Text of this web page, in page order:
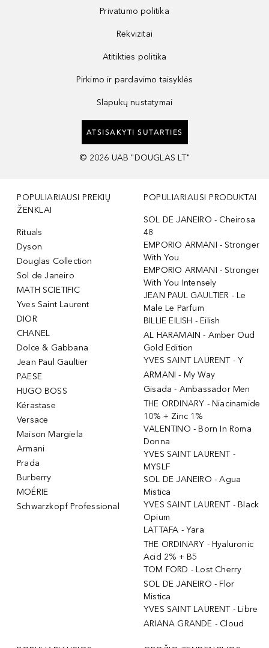
Privatumo politika
Rekvizitai
Atitikties politika
Pirkimo ir pardavimo taisyklės
Slapukų nustatymai
ATSISAKYTI SUTARTIES
© 2026 UAB "DOUGLAS LT"
POPULIARIAUSI PREKIŲ
ŽENKLAI
Rituals
Dyson
Douglas Collection
Sol de Janeiro
MATH SCIETIFIC
Yves Saint Laurent
DIOR
CHANEL
Dolce & Gabbana
Jean Paul Gaultier
PAESE
HUGO BOSS
Kérastase
Versace
Maison Margiela
Armani
Prada
Burberry
MOÉRIE
Schwarzkopf Professional
POPULIARIAUSI PRODUKTAI
SOL DE JANEIRO - Cheirosa
48
EMPORIO ARMANI - Stronger
With You
EMPORIO ARMANI - Stronger
With You Intensely
JEAN PAUL GAULTIER - Le
Male Le Parfum
BILLIE EILISH - Eilish
AL HARAMAIN - Amber Oud
Gold Edition
YVES SAINT LAURENT - Y
ARMANI - My Way
Gisada - Ambassador Men
THE ORDINARY - Niacinamide
10% + Zinc 1%
VALENTINO - Born In Roma
Donna
YVES SAINT LAURENT -
MYSLF
SOL DE JANEIRO - Agua
Mistica
YVES SAINT LAURENT - Black
Opium
LATTAFA - Yara
THE ORDINARY - Hyaluronic
Acid 2% + B5
TOM FORD - Lost Cherry
SOL DE JANEIRO - Flor
Mistica
YVES SAINT LAURENT - Libre
ARIANA GRANDE - Cloud